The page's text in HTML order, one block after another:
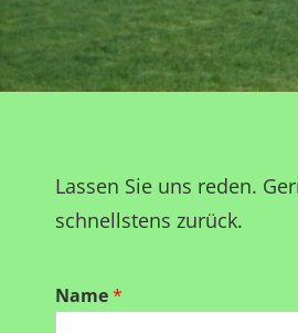
Lassen Sie uns reden.
schnellstens zurück.
Name*